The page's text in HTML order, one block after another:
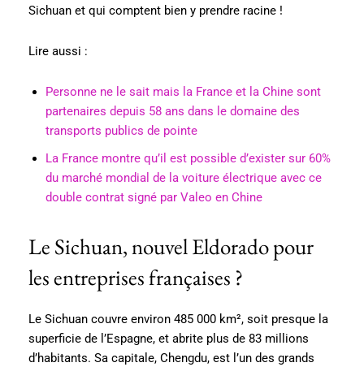
Sichuan et qui comptent bien y prendre racine !
Lire aussi :
Personne ne le sait mais la France et la Chine sont
partenaires depuis 58 ans dans le domaine des
transports publics de pointe
La France montre qu’il est possible d’exister sur 60%
du marché mondial de la voiture électrique avec ce
double contrat signé par Valeo en Chine
Le Sichuan, nouvel Eldorado pour
les entreprises françaises ?
Le Sichuan couvre environ 485 000 km², soit presque la
superficie de l’Espagne, et abrite plus de 83 millions
d’habitants. Sa capitale, Chengdu, est l’un des grands